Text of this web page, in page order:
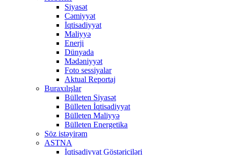
Siyasət
Cəmiyyət
İqtisadiyyat
Maliyyə
Enerji
Dünyada
Mədəniyyət
Foto sessiyalar
Aktual Reportaj
Buraxılışlar
Bülleten Siyasət
Bülleten İqtisadiyyat
Bülleten Maliyyə
Bülleten Energetika
Söz istəyirəm
ASTNA
İqtisadiyyat Göstəriciləri